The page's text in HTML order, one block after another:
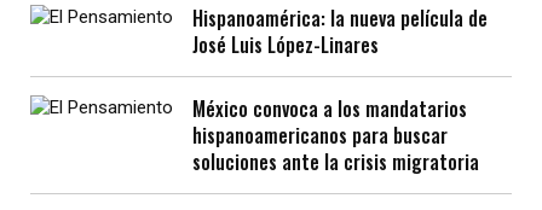
Hispanoamérica: la nueva película de
José Luis López-Linares
México convoca a los mandatarios
hispanoamericanos para buscar
soluciones ante la crisis migratoria